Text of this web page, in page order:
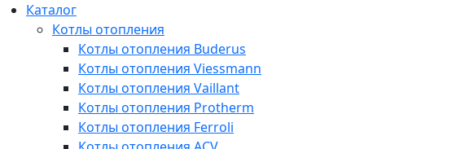
Каталог
Котлы отопления
Котлы отопления Buderus
Котлы отопления Viessmann
Котлы отопления Vaillant
Котлы отопления Protherm
Котлы отопления Ferroli